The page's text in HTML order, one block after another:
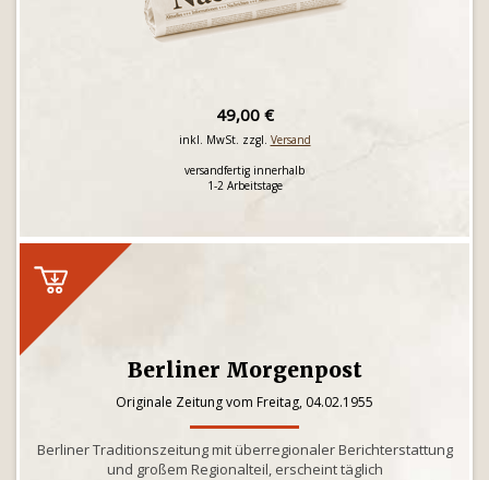
49,00 €
inkl. MwSt. zzgl. Versand
versandfertig innerhalb
1-2 Arbeitstage
Berliner Morgenpost
Originale Zeitung vom Freitag, 04.02.1955
Berliner Traditionszeitung mit überregionaler Berichterstattung
und großem Regionalteil, erscheint täglich